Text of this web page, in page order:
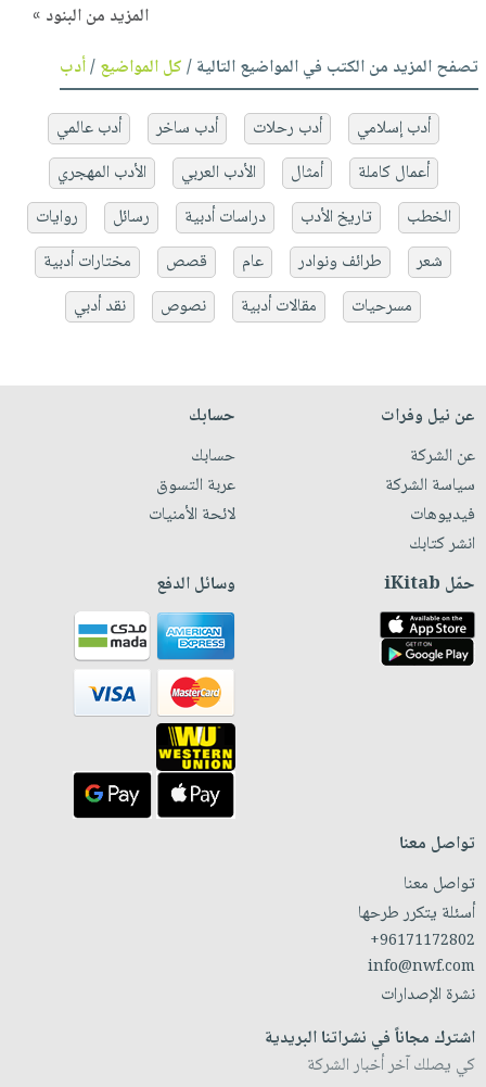
المزيد من البنود »
تصفح المزيد من الكتب في المواضيع التالية /كل المواضيع/أدب
أدب إسلامي أدب رحلات أدب ساخر
أدب عالمي
أعمال كاملة
أمثال الأدب العربي
الأدب المهجري
الخطب
تاريخ الأدب دراسات أدبية رسائل
روايات
شعر
طرائف ونوادر عام قصص
مختارات أدبية
مسرحيات
مقالات أدبية نصوص نقد أدبي
عن نيل وفرات
عن الشركة
سياسة الشركة
فيديوهات
انشر كتابك
حسابك
حسابك
عربة التسوق
لائحة الأمنيات
حمّل iKitab وسائل الدفع
تواصل معنا
تواصل معنا
أسئلة يتكرر طرحها
+96171172802
info@nwf.com
نشرة الإصدارات
اشترك مجاناً في نشراتنا البريدية
كي يصلك آخر أخبار الشركة